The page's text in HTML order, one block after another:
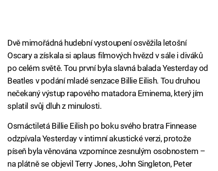
Dvě mimořádná hudební vystoupení osvěžila letošní
Oscary a získala si aplaus filmových hvězd v sále i diváků
po celém světě. Tou první byla slavná balada Yesterday od
Beatles v podání mladé senzace Billie Eilish. Tou druhou
nečekaný výstup rapového matadora Eminema, který jím
splatil svůj dluh z minulosti.
Osmáctiletá Billie Eilish po boku svého bratra Finnease
odzpívala Yesterday v intimní akustické verzi, protože
píseň byla věnována vzpomínce zesnulým osobnostem –
na plátně se objevil Terry Jones, John Singleton, Peter